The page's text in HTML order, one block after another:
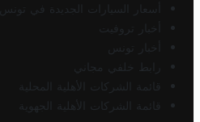
أسعار السيارات الجديدة في تونس
أخبار تروفيت
أخبار تونس
رابط خلفي مجاني
قائمة الشركات الأهلية المحلية
قائمة الشركات الأهلية الجهوية